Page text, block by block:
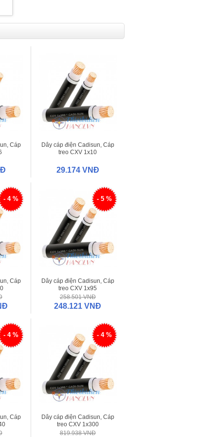
Cáp
Dây cáp điện Cadisun, Cáp
treo CXV 1x10
29.174 VNĐ
- 4 %
Cáp
- 5 %
Dây cáp điện Cadisun, Cáp
treo CXV 1x95
258.501 VNĐ
248.121 VNĐ
- 4 %
Cáp
- 4 %
Dây cáp điện Cadisun, Cáp
treo CXV 1x300
819.938 VNĐ